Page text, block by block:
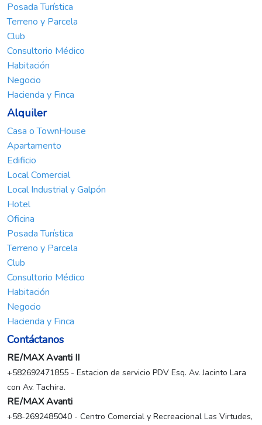
Posada Turística
Terreno y Parcela
Club
Consultorio Médico
Habitación
Negocio
Hacienda y Finca
Alquiler
Casa o TownHouse
Apartamento
Edificio
Local Comercial
Local Industrial y Galpón
Hotel
Oficina
Posada Turística
Terreno y Parcela
Club
Consultorio Médico
Habitación
Negocio
Hacienda y Finca
Contáctanos
RE/MAX Avanti II
+582692471855 - Estacion de servicio PDV Esq. Av. Jacinto Lara
con Av. Tachira.
RE/MAX Avanti
+58-2692485040 - Centro Comercial y Recreacional Las Virtudes,